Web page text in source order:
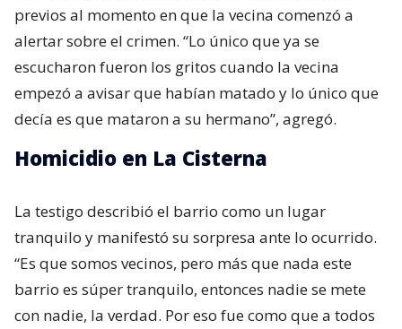
previos al momento en que la vecina comenzó a
alertar sobre el crimen. “Lo único que ya se
escucharon fueron los gritos cuando la vecina
empezó a avisar que habían matado y lo único que
decía es que mataron a su hermano”, agregó.
Homicidio en La Cisterna
La testigo describió el barrio como un lugar
tranquilo y manifestó su sorpresa ante lo ocurrido.
“Es que somos vecinos, pero más que nada este
barrio es súper tranquilo, entonces nadie se mete
con nadie, la verdad. Por eso fue como que a todos